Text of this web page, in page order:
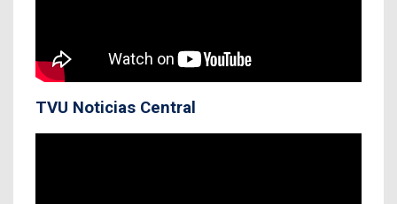
TVU Noticias Central